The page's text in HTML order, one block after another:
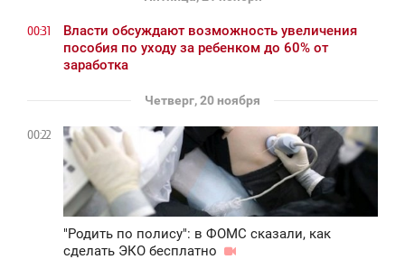
00:31
Власти обсуждают возможность увеличения
пособия по уходу за ребенком до 60% от
заработка
Четверг, 20 ноября
00:22
"Родить по полису": в ФОМС сказали, как
сделать ЭКО бесплатно